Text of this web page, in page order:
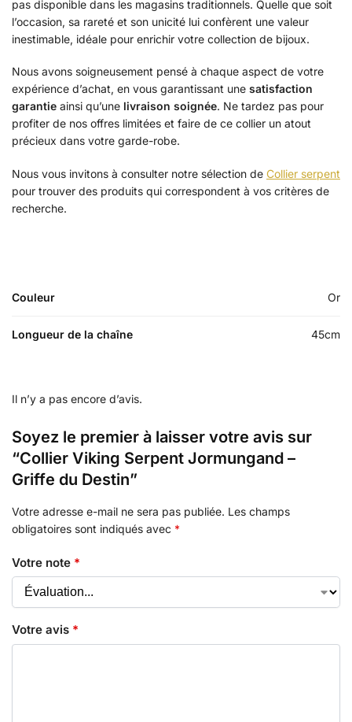
pas disponible dans les magasins traditionnels. Quelle que soit
l’occasion, sa rareté et son unicité lui confèrent une valeur
inestimable, idéale pour enrichir votre collection de bijoux.
Nous avons soigneusement pensé à chaque aspect de votre
expérience d’achat, en vous garantissant une satisfaction
garantie ainsi qu’une livraison soignée. Ne tardez pas pour
profiter de nos offres limitées et faire de ce collier un atout
précieux dans votre garde-robe.
Nous vous invitons à consulter notre sélection de Collier serpent
pour trouver des produits qui correspondent à vos critères de
recherche.
Couleur Or
Longueur de la chaîne 45cm
Il n’y a pas encore d’avis.
Soyez le premier à laisser votre avis sur
“Collier Viking Serpent Jormungand –
Griffe du Destin”
Votre adresse e-mail ne sera pas publiée. Les champs
obligatoires sont indiqués avec *
Votre note *
Votre avis *